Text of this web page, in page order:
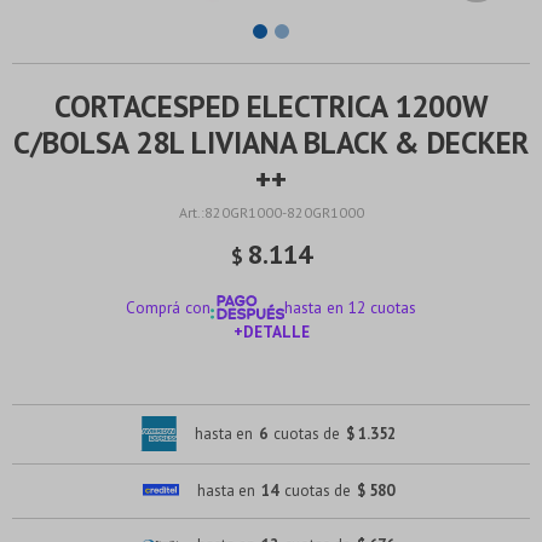
CORTACESPED ELECTRICA 1200W
C/BOLSA 28L LIVIANA BLACK & DECKER
++
820GR1000-820GR1000
$ 8.114
Comprá con
hasta en 12 cuotas
+DETALLE
hasta en 6 cuotas de $ 1.352
hasta en 14 cuotas de $ 580